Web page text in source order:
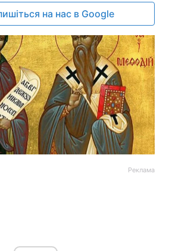
на нас в Google
Реклама